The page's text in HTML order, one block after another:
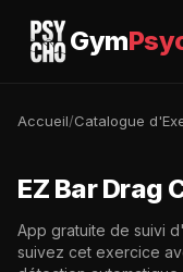
Gym
Accueil/Catalogue
EZ Bar Drag
App gratuite de suivi
suivez cet exercice